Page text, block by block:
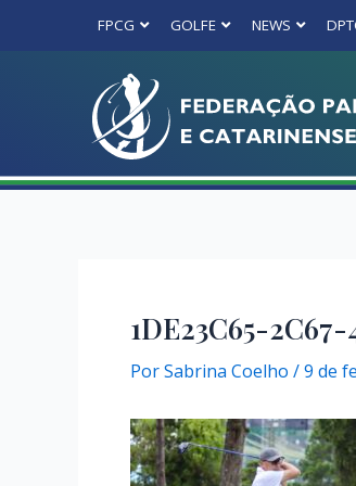
FPCG GOLFE NEWS
1DE23C65-
PorSabrina Coelho /9 de